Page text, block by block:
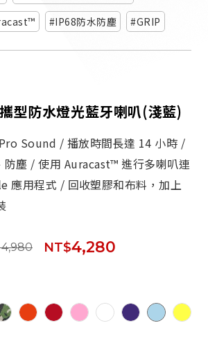
IP68防水防塵 GRIP
型防水燈光藍牙喇叭(淺藍)
Sound / 播放時間長達 14 小時 /
防塵 / 使用 Auracast™ 進行多喇叭連
應用程式 / 回收塑膠和布料，加上
NT$4,280